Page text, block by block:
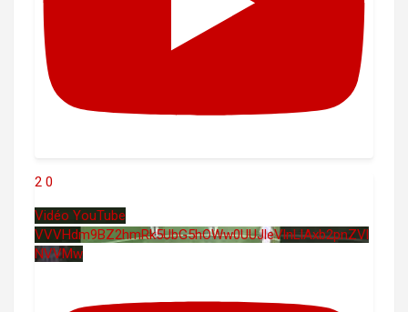
2 0
Vidéo YouTube
VVVHdm9BZ2hmRk5UbG5hOWw0UUJleVlnLlAxb2pnZVl
NVVMw